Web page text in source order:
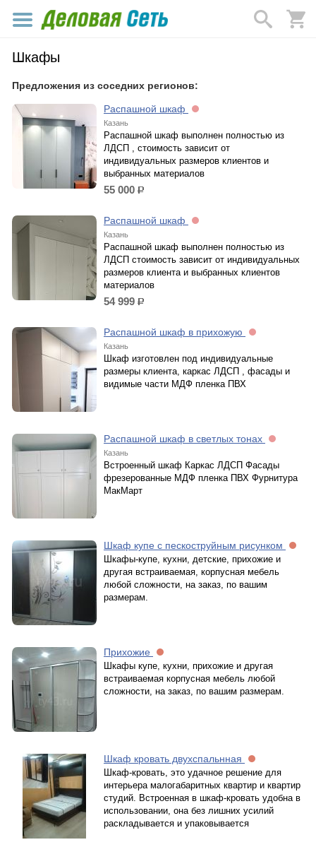
Шкафы
Предложения из соседних регионов:
Распашной шкаф
Казань
Распашной шкаф выполнен полностью из
ЛДСП , стоимость зависит от
индивидуальных размеров клиентов и
выбранных материалов
55 000 р.
Распашной шкаф
Казань
Распашной шкаф выполнен полностью из
ЛДСП стоимость зависит от индивидуальных
размеров клиента и выбранных клиентов
материалов
54 999 р.
Распашной шкаф в прихожую
Казань
Шкаф изготовлен под индивидуальные
размеры клиента, каркас ЛДСП , фасады и
видимые части МДФ пленка ПВХ
Распашной шкаф в светлых тонах
Казань
Встроенный шкаф Каркас ЛДСП Фасады
фрезерованные МДФ пленка ПВХ Фурнитура
МакМарт
Шкаф купе с пескоструйным рисунком
Шкафы-купе, кухни, детские, прихожие и
другая встраиваемая, корпусная мебель
любой сложности, на заказ, по вашим
размерам.
Прихожие
Шкафы купе, кухни, прихожие и другая
встраиваемая корпусная мебель любой
сложности, на заказ, по вашим размерам.
Шкаф кровать двухспальнная
Шкаф-кровать, это удачное решение для
интерьера малогабаритных квартир и квартир
студий. Встроенная в шкаф-кровать удобна в
использовании, она без лишних усилий
раскладывается и упаковывается